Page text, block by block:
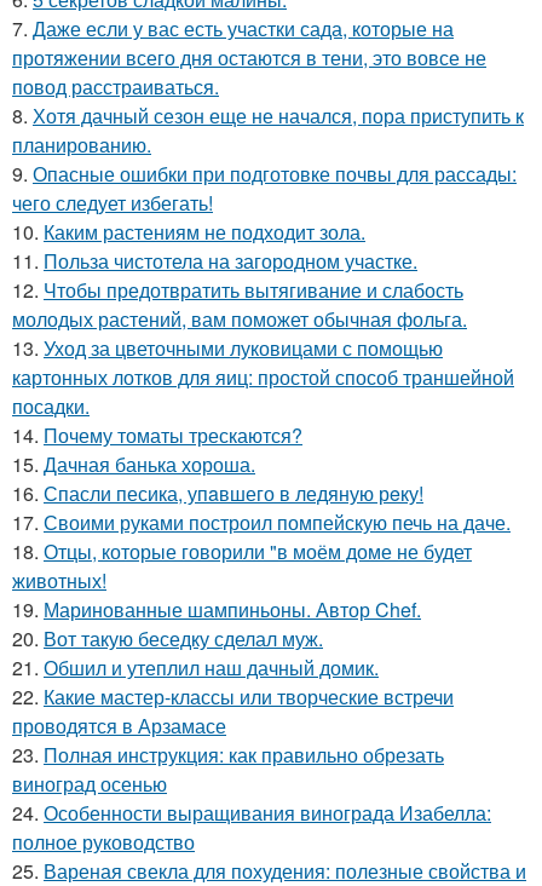
7. Даже если у вас есть участки сада, которые на
протяжении всего дня остаются в тени, это вовсе не
повод расстраиваться.
8. Хотя дачный сезон еще не начался, пора приступить к
планированию.
9. Опасные ошибки при подготовке почвы для рассады:
чего следует избегать!
10. Каким растениям не подходит зола.
11. Польза чистотела на загородном участке.
12. Чтобы предотвратить вытягивание и слабость
молодых растений, вам поможет обычная фольга.
13. Уход за цветочными луковицами с помощью
картонных лотков для яиц: простой способ траншейной
посадки.
14. Почему томаты трескаются?
15. Дачная банька хороша.
16. Спасли песика, упaвшего в ледяную рeку!
17. Своими руками построил помпейскую печь на даче.
18. Отцы, которые говорили "в моём доме не будет
животных!
19. Маринованные шампиньоны. Автор Chef.
20. Вот такую беседку сделал муж.
21. Обшил и утеплил наш дачный домик.
22. Какие мастер-классы или творческие встречи
проводятся в Арзамасе
23. Полная инструкция: как правильно обрезать
виноград осенью
24. Особенности выращивания винограда Изабелла:
полное руководство
25. Вареная свекла для похудения: полезные свойства и